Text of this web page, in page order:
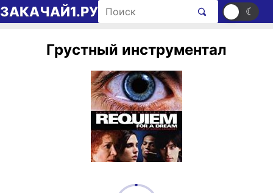
Перейти к содержимому
ЗАКАЧАЙ1.РУ Поиск рингтонов ☀ ☾
Грустный инструментал